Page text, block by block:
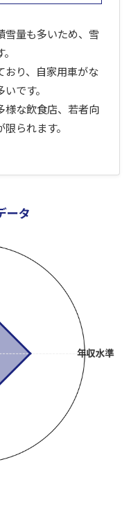
雪量も多いため、雪
おり、自家用車がな
です。
様な飲食店、若者向
られます。